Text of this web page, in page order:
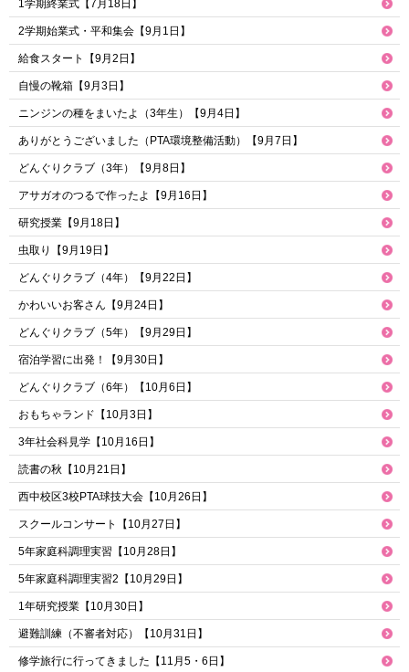
1学期終業式【7月18日】
2学期始業式・平和集会【9月1日】
給食スタート【9月2日】
自慢の靴箱【9月3日】
ニンジンの種をまいたよ（3年生）【9月4日】
ありがとうございました（PTA環境整備活動）【9月7日】
どんぐりクラブ（3年）【9月8日】
アサガオのつるで作ったよ【9月16日】
研究授業【9月18日】
虫取り【9月19日】
どんぐりクラブ（4年）【9月22日】
かわいいお客さん【9月24日】
どんぐりクラブ（5年）【9月29日】
宿泊学習に出発！【9月30日】
どんぐりクラブ（6年）【10月6日】
おもちゃランド【10月3日】
3年社会科見学【10月16日】
読書の秋【10月21日】
西中校区3校PTA球技大会【10月26日】
スクールコンサート【10月27日】
5年家庭科調理実習【10月28日】
5年家庭科調理実習2【10月29日】
1年研究授業【10月30日】
避難訓練（不審者対応）【10月31日】
修学旅行に行ってきました【11月5・6日】